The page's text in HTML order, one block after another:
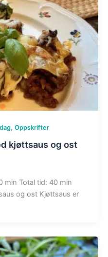
, Oppskrifter
kjøttsaus og ost
min Total tid: 40 min
og ost Kjøttsaus er